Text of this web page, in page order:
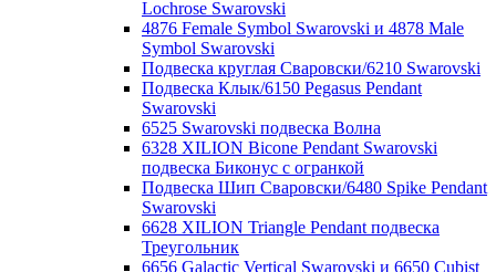
Lochrose Swarovski
4876 Female Symbol Swarovski и 4878 Male
Symbol Swarovski
Подвеска круглая Сваровски/6210 Swarovski
Подвеска Клык/6150 Pegasus Pendant
Swarovski
6525 Swarovski подвеска Волна
6328 XILION Bicone Pendant Swarovski
подвеска Биконус c огранкой
Подвеска Шип Сваровски/6480 Spike Pendant
Swarovski
6628 XILION Triangle Pendant подвеска
Треугольник
6656 Galactic Vertical Swarovski и 6650 Cubist